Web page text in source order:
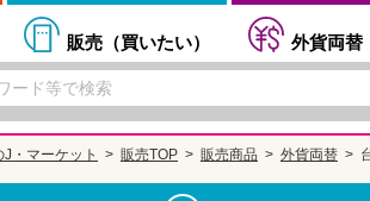
販売（買いたい） 外貨両替
・マーケット 販売TOP 販売商品 外貨両替